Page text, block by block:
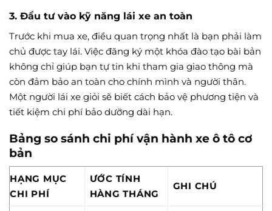
3. Đầu tư vào kỹ năng lái xe an toàn
Trước khi mua xe, điều quan trọng nhất là bạn phải làm
chủ được tay lái. Việc đăng ký một khóa đào tạo bài bản
không chỉ giúp bạn tự tin khi tham gia giao thông mà
còn đảm bảo an toàn cho chính mình và người thân.
Một người lái xe giỏi sẽ biết cách bảo vệ phương tiện và
tiết kiệm chi phí bảo dưỡng dài hạn.
Bảng so sánh chi phí vận hành xe ô tô cơ
bản
HẠNG MỤC
CHI PHÍ
ƯỚC TÍNH
HÀNG THÁNG
GHI CHÚ